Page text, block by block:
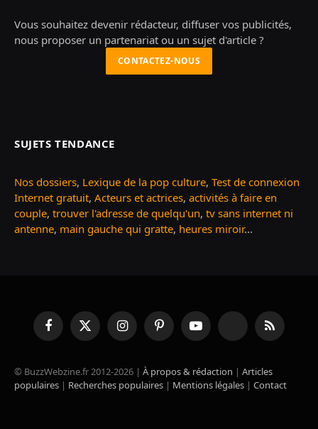
Vous souhaitez devenir rédacteur, diffuser vos publicités,
nous proposer un partenariat ou un sujet d'article ?
CONTACTEZ-NOUS
SUJETS TENDANCE
Nos dossiers, Lexique de la pop culture, Test de connexion
Internet gratuit, Acteurs et actrices, activités à faire en
couple, trouver l'adresse de quelqu'un, tv sans internet ni
antenne, main gauche qui gratte, heures miroir...
FacebookX
(Twitter)
InstagramPinterestYouTube TikTok RSS
© BuzzWebzine.fr 2012-2026 | À propos & rédaction | Articles
populaires | Recherches populaires | Mentions légales | Contact